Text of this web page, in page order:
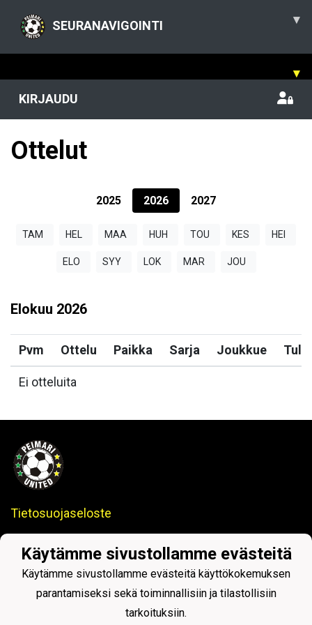
SEURANAVIGOINTI ▾
▾
KIRJAUDU
Ottelut
2025 2026 2027
TAM HEL MAA HUH TOU KES HEI
ELO SYY LOK MAR JOU
Elokuu 2026
Pvm Ottelu Paikka Sarja Joukkue
Ei otteluita
Tietosuojaseloste
– Paimion ja Sauvon alueella toimiva
jalkapallon erikoisseura.
Käytämme sivustollamme evästeitä
Käytämme sivustollamme evästeitä käyttökokemuksen
parantamiseksi sekä toiminnallisiin ja tilastollisiin
tarkoituksiin.